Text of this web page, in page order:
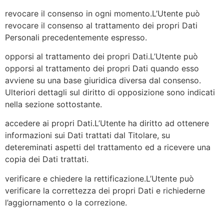
revocare il consenso in ogni momento.L’Utente può
revocare il consenso al trattamento dei propri Dati
Personali precedentemente espresso.
opporsi al trattamento dei propri Dati.L’Utente può
opporsi al trattamento dei propri Dati quando esso
avviene su una base giuridica diversa dal consenso.
Ulteriori dettagli sul diritto di opposizione sono indicati
nella sezione sottostante.
accedere ai propri Dati.L’Utente ha diritto ad ottenere
informazioni sui Dati trattati dal Titolare, su
detereminati aspetti del trattamento ed a ricevere una
copia dei Dati trattati.
verificare e chiedere la rettificazione.L’Utente può
verificare la correttezza dei propri Dati e richiederne
l’aggiornamento o la correzione.